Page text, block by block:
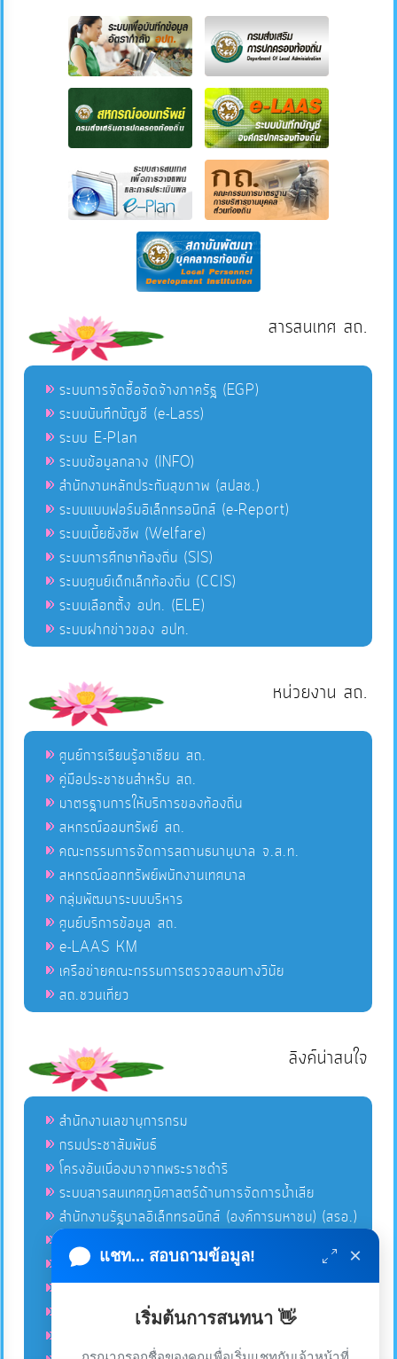
แชท... สอบถามข้อมูล! ×
เริ่มต้นการสนทนา 👋
สารสนเทศ สถ.
ระบบการจัดซื้อจัดจ้างภาครัฐ (EGP)
ระบบบันทึกบัญชี (e-Lass)
ระบบ E-Plan
ระบบข้อมูลกลาง (INFO)
สำนักงานหลักประกันสุขภาพ (สปสช.)
ระบบแบบฟอร์มอิเล็กทรอนิกส์ (e-Report)
ระบบเบี้ยยังชีพ (Welfare)
ระบบการศึกษาท้องถิ่น (SIS)
ระบบศูนย์เด็กเล็กท้องถิ่น (CCIS)
ระบบเลือกตั้ง อปท. (ELE)
ระบบฝากข่าวของ อปท.
หน่วยงาน สถ.
ศูนย์การเรียนรู้อาเซียน สถ.
คู่มือประชาชนสำหรับ สถ.
มาตรฐานการให้บริการของท้องถิ่น
สหกรณ์ออมทรัพย์ สถ.
คณะกรรมการจัดการสถานธนานุบาล จ.ส.ท.
สหกรณ์ออกทรัพย์พนักงานเทศบาล
กลุ่มพัฒนาระบบบริหาร
ศูนย์บริการข้อมูล สถ.
e-LAAS KM
เครือข่ายคณะกรรมการตรวจสอบทางวินัย
สถ.ชวนเที่ยว
ลิงค์น่าสนใจ
สำนักงานเลขานุการกรม
กรมประชาสัมพันธ์
โครงอันเนื่องมาจากพระราชดำริ
ระบบสารสนเทศภูมิศาสตร์ด้านการจัดการน้ำเสีย
สำนักงานรัฐบาลอิเล็กทรอนิกส์ (องค์การมหาชน) (สรอ.)
โครงการอนุรักษ์พันธุกรรมพืชอันเนื่องมาจากพระราชดำริ
คลังข่าวมหาไทย
คู่มือตาม พ.ร.บ.อำนวยความสดวกฯ
ฐานข้อมูลหน่วยงานภาครัฐ (INFO)